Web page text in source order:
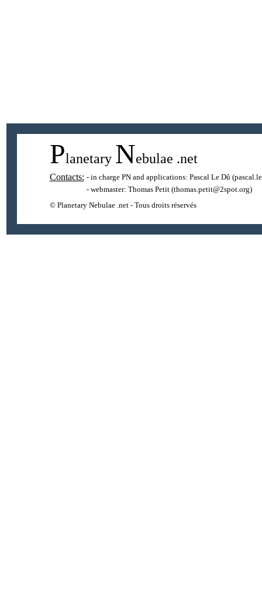
Planetary Nebulae .net
Contacts: - in charge PN and applications: Pascal Le Dû
- webmaster: Thomas Petit(thomas.petit@2spot.org)
© Planetary Nebulae .net - Tous droits réservés